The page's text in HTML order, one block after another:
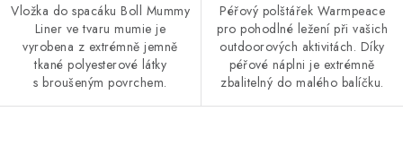
Vložka do spacáku Boll Mummy
Liner ve tvaru mumie je
vyrobena z extrémně jemně
tkané polyesterové látky
s broušeným povrchem.
Péřový polštářek Warmpeace
pro pohodlné ležení při vašich
outdoorových aktivitách. Díky
péřové náplni je extrémně
zbalitelný do malého balíčku.